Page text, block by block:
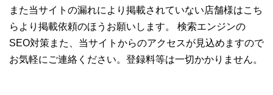
また当サイトの漏れにより掲載されていない店舗様はこち
らより掲載依頼のほうお願いします。 検索エンジンの
SEO対策また、当サイトからのアクセスが見込めますので
お気軽にご連絡ください。登録料等は一切かかりません。